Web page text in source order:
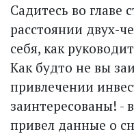
Садитесь во главе
расстоянии двух-
себя, как
Как будто не вы
привлечении
заинтересованы! -
привел данные о